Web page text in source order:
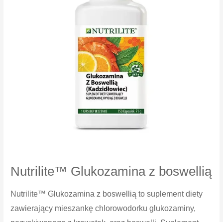
Nutrilite™ Glukozamina z boswellią
Nutrilite™ Glukozamina z boswellią to suplement diety
zawierający mieszankę chlorowodorku glukozaminy,